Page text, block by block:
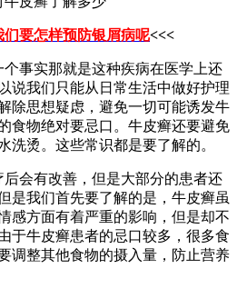
们要怎样预防银屑病呢<<<
事实那就是这种疾病在医学上还
说我们只能从日常生活中做好护理
除思想疑虑，避免一切可能诱发牛
食物绝对要忌口。牛皮癣还要避免
洗烫。这些常识都是要了解的。
会有改善，但是大部分的患者还
是我们首先要了解的是，牛皮癣虽
感方面有着严重的影响，但是却不
于牛皮癣患者的忌口较多，很多食
调整其他食物的摄入量，防止营养